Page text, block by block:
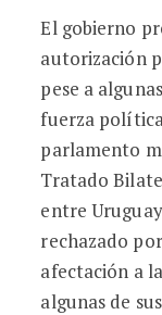
El gobierno
autorización
pese a
fuerza
parlamento
Tratado
entre
rechazado
afectación a
algunas de